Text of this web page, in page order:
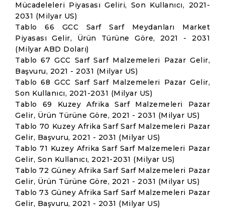
Mücadeleleri Piyasası Geliri, Son Kullanıcı, 2021-
2031 (Milyar US)
Tablo 66 GCC Sarf Sarf Meydanları Market
Piyasası Gelir, Ürün Türüne Göre, 2021 - 2031
(Milyar ABD Doları)
Tablo 67 GCC Sarf Sarf Malzemeleri Pazar Gelir,
Başvuru, 2021 - 2031 (Milyar US)
Tablo 68 GCC Sarf Sarf Malzemeleri Pazar Gelir,
Son Kullanıcı, 2021-2031 (Milyar US)
Tablo 69 Kuzey Afrika Sarf Malzemeleri Pazar
Gelir, Ürün Türüne Göre, 2021 - 2031 (Milyar US)
Tablo 70 Kuzey Afrika Sarf Sarf Malzemeleri Pazar
Gelir, Başvuru, 2021 - 2031 (Milyar US)
Tablo 71 Kuzey Afrika Sarf Sarf Malzemeleri Pazar
Gelir, Son Kullanıcı, 2021-2031 (Milyar US)
Tablo 72 Güney Afrika Sarf Sarf Malzemeleri Pazar
Gelir, Ürün Türüne Göre, 2021 - 2031 (Milyar US)
Tablo 73 Güney Afrika Sarf Sarf Malzemeleri Pazar
Gelir, Başvuru, 2021 - 2031 (Milyar US)